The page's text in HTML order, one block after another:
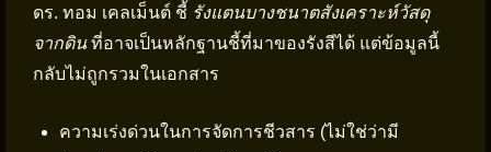
ดร. ทอม เคลเม็นต์ ชี้ รังแตนบางชนาตสังเคราะห์วัสดุ
จากดิน ที่อาจเป็นหลักฐานชี้ที่มาของรังสีได้ แต่ข้อมูลนี้
กลับไม่ถูกรวมในเอกสาร
ความเร่งด่วนในการจัดการชีวสาร (ไม่ใช่ว่ามี